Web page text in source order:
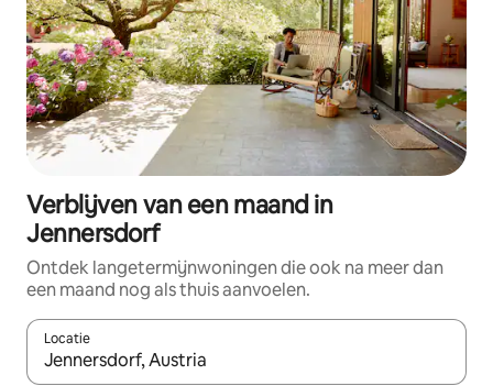
Verblijven van een maand in
Jennersdorf
Ontdek langetermijnwoningen die ook na meer dan
een maand nog als thuis aanvoelen.
Locatie
Wanneer er suggesties beschikbaar zijn, maak je een keuze